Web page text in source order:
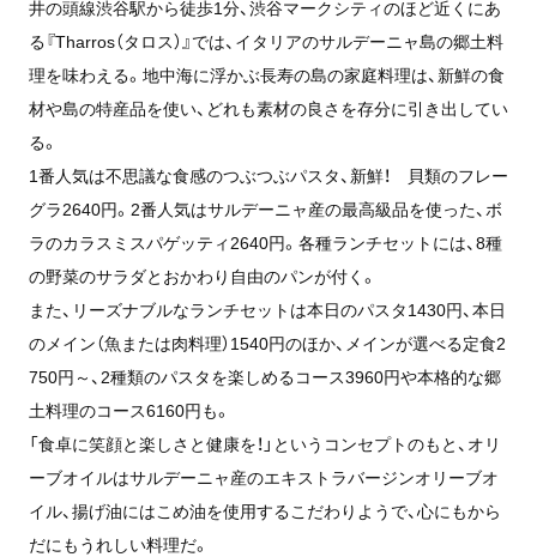
井の頭線渋谷駅から徒歩1分、渋谷マークシティのほど近くにあ
る『Tharros（タロス）』では、イタリアのサルデーニャ島の郷土料
理を味わえる。地中海に浮かぶ長寿の島の家庭料理は、新鮮の食
材や島の特産品を使い、どれも素材の良さを存分に引き出してい
る。
1番人気は不思議な食感のつぶつぶパスタ、新鮮！ 貝類のフレー
グラ2640円。2番人気はサルデーニャ産の最⾼級品を使った、ボ
ラのカラスミスパゲッティ2640円。各種ランチセットには、8種
の野菜のサラダとおかわり自由のパンが付く。
また、リーズナブルなランチセットは本日のパスタ1430円、本日
のメイン（魚または肉料理）1540円のほか、メインが選べる定食2
750円～、2種類のパスタを楽しめるコース3960円や本格的な郷
土料理のコース6160円も。
「食卓に笑顔と楽しさと健康を！」というコンセプトのもと、オリ
ーブオイルはサルデーニャ産のエキストラバージンオリーブオ
イル、揚げ油にはこめ油を使用するこだわりようで、心にもから
だにもうれしい料理だ。